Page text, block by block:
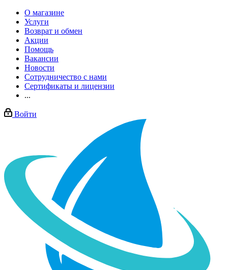
О магазине
Услуги
Возврат и обмен
Акции
Помощь
Вакансии
Новости
Сотрудничество с нами
Сертификаты и лицензии
...
Войти